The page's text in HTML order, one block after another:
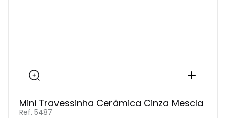
Mini Travessinha Cerâmica Cinza Mescla
Ref. 5487